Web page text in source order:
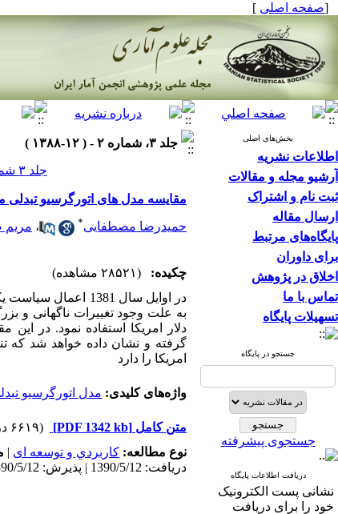
[صفحه اصلی ]
بخش‌های اصلی
اطلاعات نشریه
آرشیو مجله و مقالات
ثبت نام و اشتراک
ارسال مقاله
پایگاه‌های مرتبط
برای داوران
اخلاق در پژوهش
تماس با ما
تسهیلات پایگاه
جستجو در پایگاه
جستجوی پیشرفته
دریافت اطلاعات پایگاه
نشانی پست الکترونیک
خود را برای دریافت
جلد ۳، شماره ۲ - ( ۱۲-۱۳۸۸ )
جلد ۳ شماره ۲ صفحات ۱۸۴-۱۷۳
مقایسه مدل های اتورگرسیو تبدلی
حمیدرضا مصطفایی* ، مریم
چکیده:
(۲۸۵۲۱ مشاهده)
در اوایل سال
به علت وجود تغییرات ناگهانی و
دلار امریکا استفاده نمود. در
گرفته و نشان داده خواهد شد که
امریکا را دارد
واژه‌های کلیدی: مدل اتورگرسیو
متن کامل [PDF 1342 kb]
(۶۶۱۹ دریافت)
نوع مطالعه: كاربردي و توسعه ای |
دریافت: 1390/5/12 | پذیرش: 1390/5/12 | انتشار: 1398/11/29